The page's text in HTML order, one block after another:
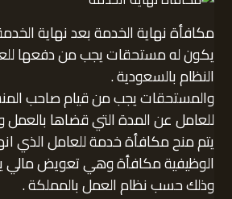
مكافأة نهاية الخدمة بعد نهاية
يكون له مستحقات يجب من دفعها
النظام بالسعودية .
والمستحقات يجب من قيام صاحب
للعامل عن المدة التي قضاها
يتم منح مكافأة خدمة للعامل الذي
الوظيفية مكافأة وهي تعويض مالي
وذلك حسب نظام العمل بالمملكة .